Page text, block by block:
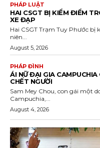
PHÁP LUẬT
HAI CSGT BỊ KIỂM ĐIỂM
XE ĐẠP
Hai CSGT Trạm Tuy Phước
niên...
August 5, 2026
PHÁP ĐÌNH
ÁI NỮ ĐẠI GIA CAMPUCHIA
CHẾT NGƯỜI
Sam Mey Chou, con gái một
Campuchia,...
August 4, 2026